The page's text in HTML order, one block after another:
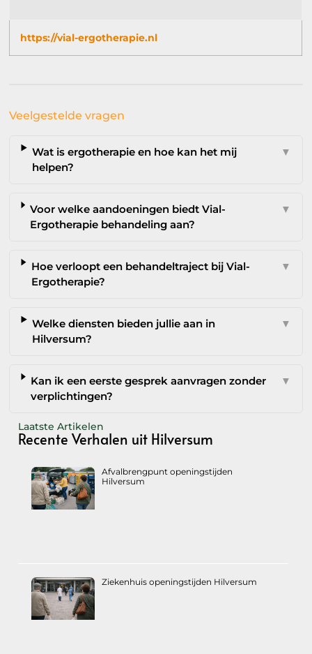
https://vial-ergotherapie.nl
Veelgestelde vragen
Wat is ergotherapie en hoe kan het mij
helpen?
▼
Voor welke aandoeningen biedt Vial-
Ergotherapie behandeling aan?
▼
Hoe verloopt een behandeltraject bij Vial-
Ergotherapie?
▼
Welke diensten bieden jullie aan in
Hilversum?
▼
Kan ik een eerste gesprek aanvragen zonder
verplichtingen?
▼
Laatste Artikelen
Recente Verhalen uit Hilversum
Afvalbrengpunt openingstijden
Hilversum
Ziekenhuis openingstijden Hilversum